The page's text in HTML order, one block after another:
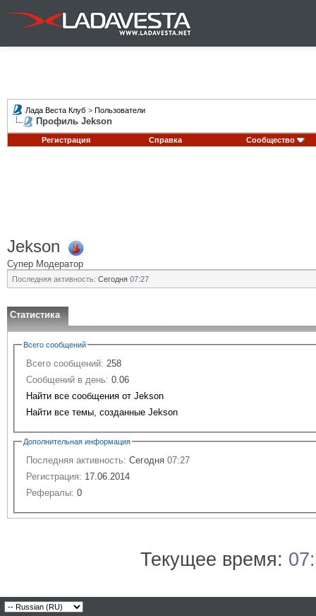
Лада Веста Клуб > Пользователи
Профиль Jekson
Регистрация Справка Сообщество
Jekson
Супер Модератор
Последняя активность: Сегодня 07:27
Статистика
Всего сообщений
Всего сообщений: 258
Сообщений в день: 0.06
Найти все сообщения от Jekson
Найти все темы, созданные Jekson
Дополнительная информация
Последняя активность: Сегодня 07:27
Регистрация: 17.06.2014
Рефералы: 0
Текущее время: